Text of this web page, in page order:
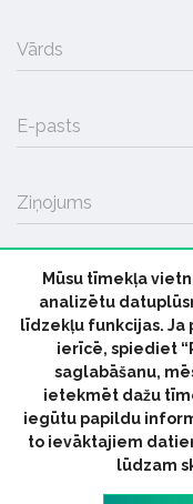
Vārds
E-pasts
Ziņojums
© 2026
ParMuziku.lv
Industrijas ABC
Mūsu tīmekļa
analizētu
līdzekļu funkcijas. Ja
ierīcē, spiediet
saglabāšanu,
ietekmēt dažu
iegūtu papildu
to ievāktajiem
lūdzam